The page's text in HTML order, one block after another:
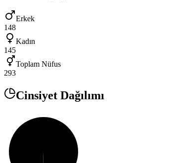
Erkek
148
Kadın
145
Toplam Nüfus
293
Cinsiyet Dağılımı